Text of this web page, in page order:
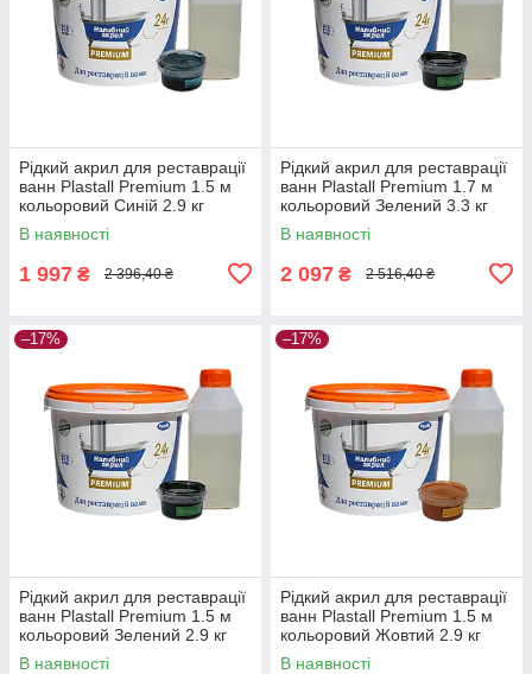
Рідкий акрил для реставрації
ванн Plastall Premium 1.5 м
кольоровий Синій 2.9 кг
В наявності
1 997 ₴ 2 396,40 ₴
Рідкий акрил для реставрації
ванн Plastall Premium 1.7 м
кольоровий Зелений 3.3 кг
В наявності
2 097 ₴ 2 516,40 ₴
–17%
Рідкий акрил для реставрації
ванн Plastall Premium 1.5 м
кольоровий Зелений 2.9 кг
В наявності
–17%
Рідкий акрил для реставрації
ванн Plastall Premium 1.5 м
кольоровий Жовтий 2.9 кг
В наявності